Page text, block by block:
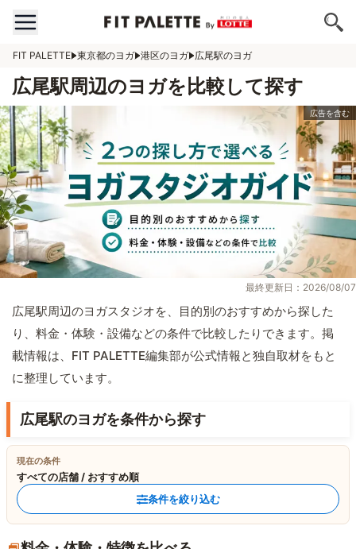
FIT PALETTE 東京都のヨガ 港区のヨガ 広尾駅のヨガ
広尾駅周辺のヨガを比較して探す
最終更新日：2026/08/07
広尾駅周辺のヨガスタジオを、目的別のおすすめから探した
り、料金・体験・設備などの条件で比較したりできます。掲
載情報は、FIT PALETTE編集部が公式情報と独自取材をもと
に整理しています。
広尾駅のヨガを条件から探す
現在の条件
すべての店舗 / おすすめ順
条件を絞り込む